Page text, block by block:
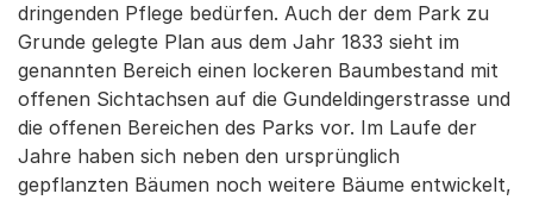
dringenden Pflege bedürfen. Auch der dem Park zu
Grunde gelegte Plan aus dem Jahr 1833 sieht im
genannten Bereich einen lockeren Baumbestand mit
offenen Sichtachsen auf die Gundeldingerstrasse und
die offenen Bereichen des Parks vor. Im Laufe der
Jahre haben sich neben den ursprünglich
gepflanzten Bäumen noch weitere Bäume entwickelt,